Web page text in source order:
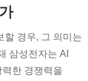
할 경우, 그 의미는
삼성전자는 AI
한 경쟁력을